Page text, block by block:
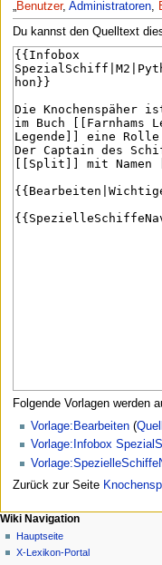
„Benutzer, Administratoren,
Du kannst den Quelltext
Folgende Vorlagen werden
Vorlage:Bearbeiten (
Vorlage:Infobox
Zurück zur Seite
N
a
v
Seitenaktionen
Seite
Diskussion
Meine Werkzeuge
Anmelden
Wiki Navigation
Hauptseite
X-Lexikon-Portal